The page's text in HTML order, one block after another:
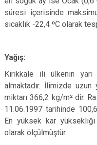
süresi içerisinde
sıcaklık -22,4 ºC olarak
Yağış:
Kırıkkale ili ülkenin
almaktadır. İlimizde uzun
miktarı 366,2 kg/m² dir.
11.06.1997 tarihinde
En yüksek kar
olarak ölçülmüştür.